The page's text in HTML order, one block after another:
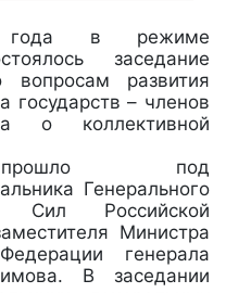
в режиме
заседание
вопросам развития
государств – членов
о коллективной
прошло под
Генерального
Сил Российской
Министра
генерала
В заседании